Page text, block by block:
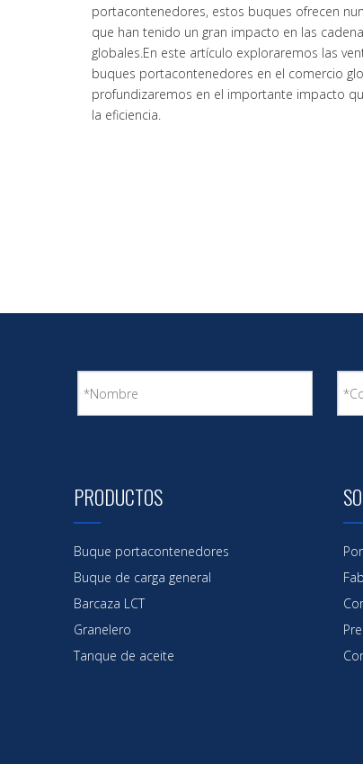
portacontenedores, estos buques ofrecen
que han tenido un gran impacto en las
globales.En este artículo exploraremos las
buques portacontenedores en el comercio
profundizaremos en el importante impacto
la eficiencia.
PRODUCTOS
Buque portacontenedores
Buque de carga general
Barcaza LCT
Granelero
Tanque de aceite